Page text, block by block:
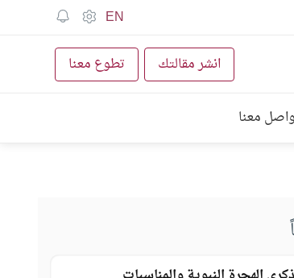
EN
انشر مقالتك تطوع معنا
معنا